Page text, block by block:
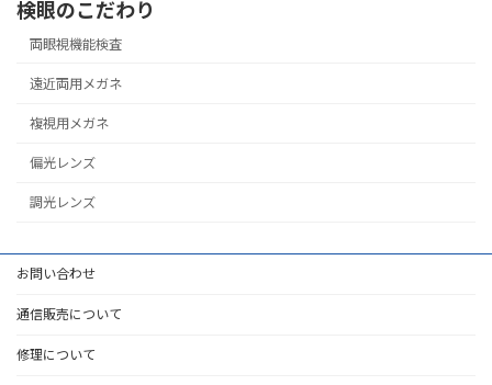
検眼のこだわり
両眼視機能検査
遠近両用メガネ
複視用メガネ
偏光レンズ
調光レンズ
お問い合わせ
通信販売について
修理について